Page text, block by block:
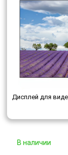
Дисплей для
В наличии